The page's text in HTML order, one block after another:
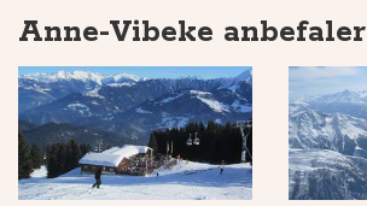
Anne-Vibeke anbefaler